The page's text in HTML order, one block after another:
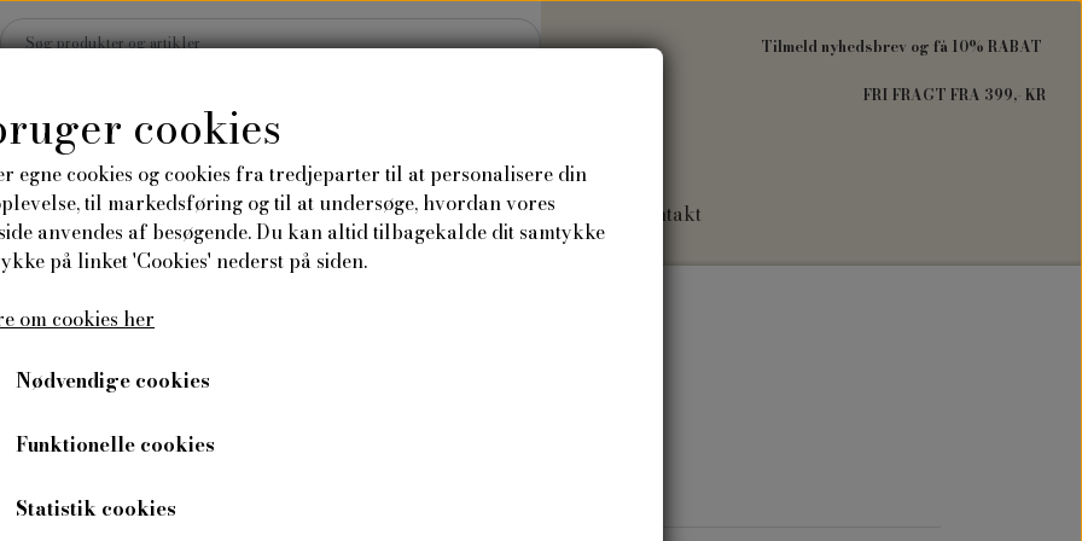
Tilmeld nyhedsbrev og få 10% RABAT
FRI FRAGT FRA 399,- KR
Hjem Shop
Anledningskort
Plakater
Blog Om mig Kontakt
Moskus-katost
24,00 kr
Varenummer: 3428
cookies
egne cookies og cookies fra tredjeparter til at personalisere din
til markedsføring og til at undersøge, hvordan vores
anvendes af besøgende. Du kan altid tilbagekalde dit samtykke
på linket 'Cookies' nederst på siden.
om cookies her
Nødvendige cookies
Funktionelle cookies
Statistik cookies